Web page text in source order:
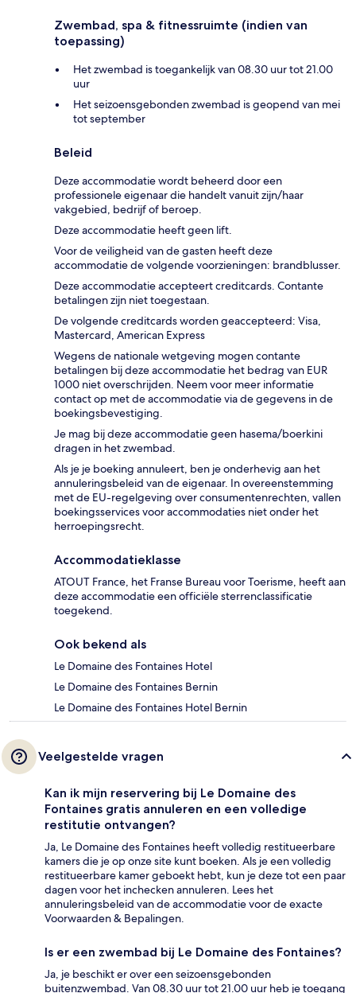
Zwembad, spa & fitnessruimte (indien van
toepassing)
Het zwembad is toegankelijk van 08.30 uur tot 21.00
uur
Het seizoensgebonden zwembad is geopend van mei
tot september
Beleid
Deze accommodatie wordt beheerd door een
professionele eigenaar die handelt vanuit zijn/haar
vakgebied, bedrijf of beroep.
Deze accommodatie heeft geen lift.
Voor de veiligheid van de gasten heeft deze
accommodatie de volgende voorzieningen: brandblusser.
Deze accommodatie accepteert creditcards. Contante
betalingen zijn niet toegestaan.
De volgende creditcards worden geaccepteerd: Visa,
Mastercard, American Express
Wegens de nationale wetgeving mogen contante
betalingen bij deze accommodatie het bedrag van EUR
1000 niet overschrijden. Neem voor meer informatie
contact op met de accommodatie via de gegevens in de
boekingsbevestiging.
Je mag bij deze accommodatie geen hasema/boerkini
dragen in het zwembad.
Als je je boeking annuleert, ben je onderhevig aan het
annuleringsbeleid van de eigenaar. In overeenstemming
met de EU-regelgeving over consumentenrechten, vallen
boekingsservices voor accommodaties niet onder het
herroepingsrecht.
Accommodatieklasse
ATOUT France, het Franse Bureau voor Toerisme, heeft aan
deze accommodatie een officiële sterrenclassificatie
toegekend.
Ook bekend als
Le Domaine des Fontaines Hotel
Le Domaine des Fontaines Bernin
Le Domaine des Fontaines Hotel Bernin
Veelgestelde vragen
Kan ik mijn reservering bij Le Domaine des
Fontaines gratis annuleren en een volledige
restitutie ontvangen?
Ja, Le Domaine des Fontaines heeft volledig restitueerbare
kamers die je op onze site kunt boeken. Als je een volledig
restitueerbare kamer geboekt hebt, kun je deze tot een paar
dagen voor het inchecken annuleren. Lees het
annuleringsbeleid van de accommodatie voor de exacte
Voorwaarden & Bepalingen.
Is er een zwembad bij Le Domaine des Fontaines?
Ja, je beschikt er over een seizoensgebonden
buitenzwembad. Van 08.30 uur tot 21.00 uur heb je toegang